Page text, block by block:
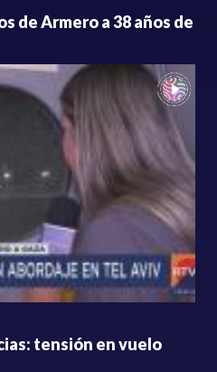
de Armero a 38 años de
tensión en vuelo